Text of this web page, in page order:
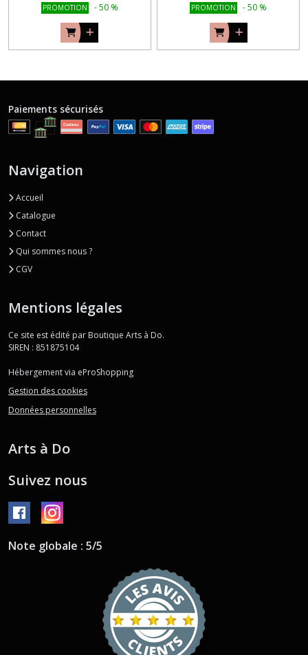
PROMOTION -50 % PROMOTION -50 %
Paiements sécurisés
Navigation
Accueil
Catalogue
Contact
Qui sommes nous ?
CGV
Mentions légales
Ce site est édité par Boutique Arts à Do.
SIREN : 851875104
Hébergement via eProShopping
Gestion des cookies
Données personnelles
Arts à Do
Suivez nous
Note globale : 5/5